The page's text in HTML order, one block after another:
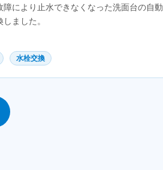
障により止水できなくなった洗面台の自動
ました。
水栓交換